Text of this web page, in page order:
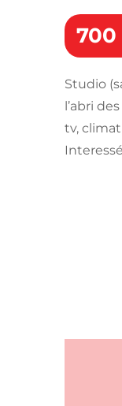
700
Studio
l’abri
tv,